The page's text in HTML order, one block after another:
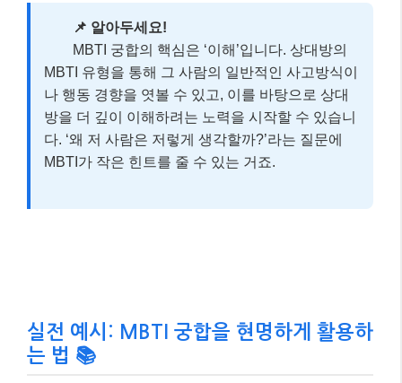
📌 알아두세요!
MBTI 궁합의 핵심은 ‘이해’입니다. 상대방의
MBTI 유형을 통해 그 사람의 일반적인 사고방식이
나 행동 경향을 엿볼 수 있고, 이를 바탕으로 상대
방을 더 깊이 이해하려는 노력을 시작할 수 있습니
다. ‘왜 저 사람은 저렇게 생각할까?’라는 질문에
MBTI가 작은 힌트를 줄 수 있는 거죠.
실전 예시: MBTI 궁합을 현명하게 활용하
는 법 📚